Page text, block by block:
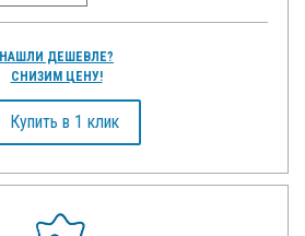
НАШЛИ ДЕШЕВЛЕ?
СНИЗИМ ЦЕНУ!
Купить в 1 клик